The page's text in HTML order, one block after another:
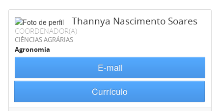
Thannya Nascimento Soares
COORDENADOR(A)
CIÊNCIAS AGRÁRIAS
Agronomia
E-mail
Currículo